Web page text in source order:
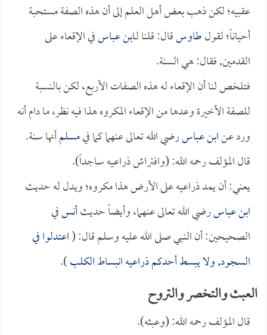
عقبيه؛ لكن ذهب بعض أهل العلم إلى أن هذه الصفة مستحبة
أحياناً؛ لقولطاوسقال: قلنا لـابن عباسفي الإقعاء على
القدمين, فقال: هي السنة.
فتلخص لنا أن الإقعاء له هذه الصفات الأربع، لكن بالنسبة
للصفة الأخيرة وعدها من الإقعاء المكروه هذا فيه نظر، ما دام أنه
ورد عنابن عباسرضي الله تعالى عنهما كما فيمسلمأنها سنة.
قال المؤلف رحمه الله: (وافتراش ذراعيه ساجداً).
يعني: أن يمد ذراعيه على الأرض هذا مكروه؛ ويدل له حديث
ابن عباسرضي الله تعالى عنهما، وأيضاً حديثأنسفي
الصحيحين: أن النبي صلى الله عليه وسلم قال: (اعتدلوا في
السجود, ولا يبسط أحدكم ذراعيه انبساط الكلب).
العبث والتخصر والتروح
قال المؤلف رحمه الله: (وعبثه).